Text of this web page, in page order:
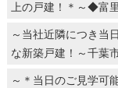
上の戸建！＊～◆富
～当社近隣につき当
な新築戸建！～千葉
～＊当日のご見学可